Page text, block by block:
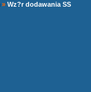
» Wz?r dodawania SS